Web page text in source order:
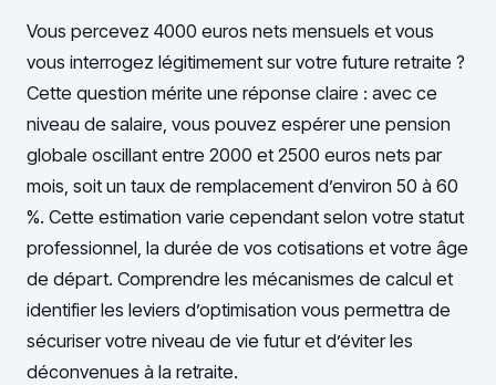
Vous percevez 4000 euros nets mensuels et vous
vous interrogez légitimement sur votre future retraite ?
Cette question mérite une réponse claire : avec ce
niveau de salaire, vous pouvez espérer une pension
globale oscillant entre 2000 et 2500 euros nets par
mois, soit un taux de remplacement d’environ 50 à 60
%. Cette estimation varie cependant selon votre statut
professionnel, la durée de vos cotisations et votre âge
de départ. Comprendre les mécanismes de calcul et
identifier les leviers d’optimisation vous permettra de
sécuriser votre niveau de vie futur et d’éviter les
déconvenues à la retraite.